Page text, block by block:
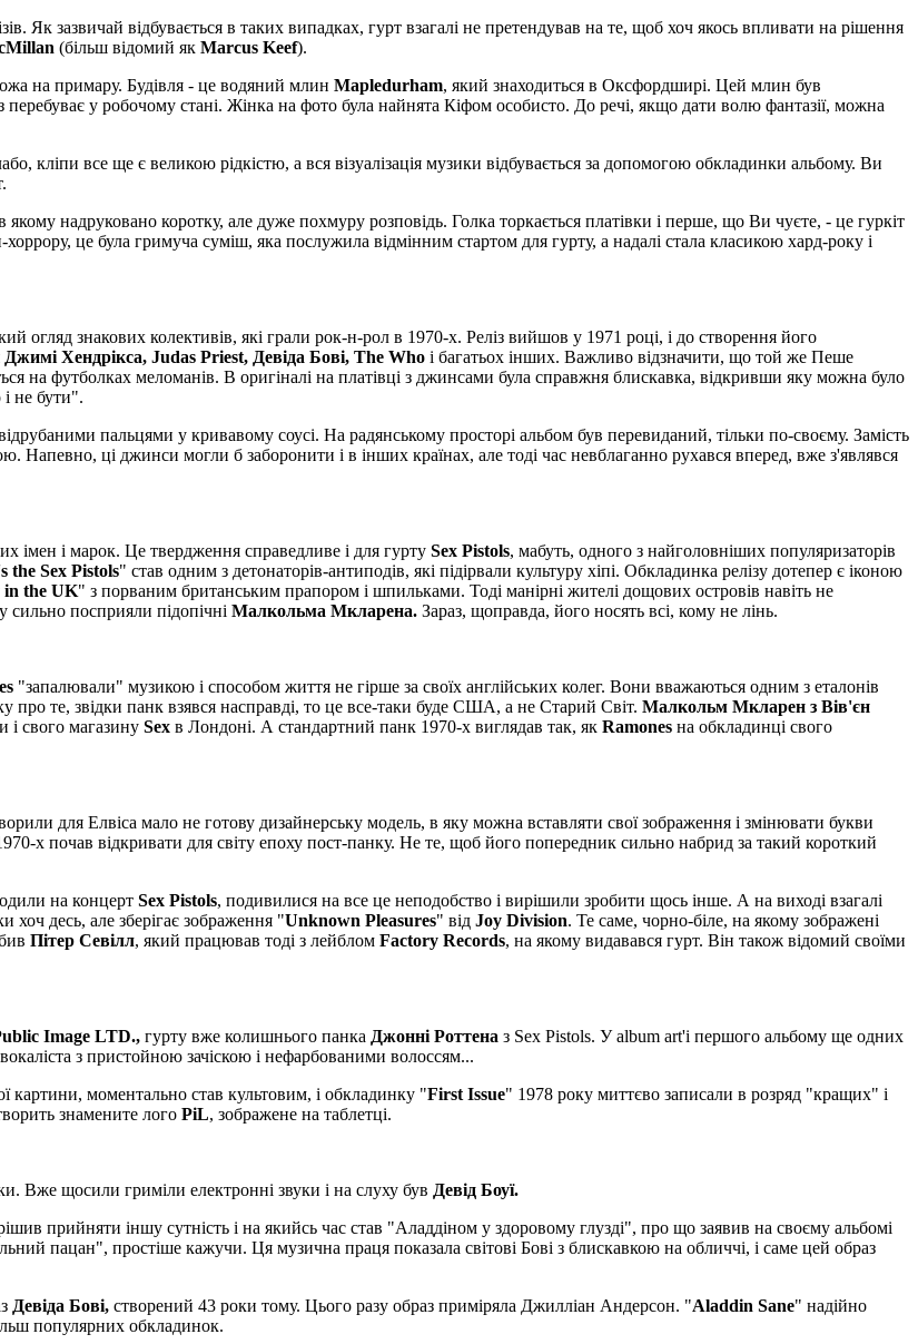
Як зазвичай відбувається в таких випадках, гурт взагалі не претендував на те, щоб хоч якось впливати на рішення
(більш відомий як Marcus Keef).
на примару. Будівля - це водяний млин Mapledurham, який знаходиться в Оксфордширі. Цей млин був
перебуває у робочому стані. Жінка на фото була найнята Кіфом особисто. До речі, якщо дати волю фантазії, можна
кліпи все ще є великою рідкістю, а вся візуалізація музики відбувається за допомогою обкладинки альбому. Ви
надруковано коротку, але дуже похмуру розповідь. Голка торкається платівки і перше, що Ви чуєте, - це гуркіт
це була гримуча суміш, яка послужила відмінним стартом для гурту, а надалі стала класикою хард-року і
огляд знакових колективів, які грали рок-н-рол в 1970-х. Реліз вийшов у 1971 році, і до створення його
Джимі Хендрікса, Judas Priest, Девіда Бові, The Who і багатьох інших. Важливо відзначити, що той же Пеше
на футболках меломанів. В оригіналі на платівці з джинсами була справжня блискавка, відкривши яку можна було
не бути".
пальцями у кривавому соусі. На радянському просторі альбом був перевиданий, тільки по-своєму. Замість
Напевно, ці джинси могли б заборонити і в інших країнах, але тоді час невблаганно рухався вперед, вже з'являвся
імен і марок. Це твердження справедливе і для гурту Sex Pistols, мабуть, одного з найголовніших популяризаторів
the Sex Pistols" став одним з детонаторів-антиподів, які підірвали культуру хіпі. Обкладинка релізу дотепер є іконою
in the UK" з порваним британським прапором і шпильками. Тоді манірні жителі дощових островів навіть не
посприяли підопічні Малкольма Мкларена. Зараз, щоправда, його носять всі, кому не лінь.
"запалювали" музикою і способом життя не гірше за своїх англійських колег. Вони вважаються одним з еталонів
про те, звідки панк взявся насправді, то це все-таки буде США, а не Старий Світ. Малкольм Мкларен з Вів'єн
і свого магазину Sex в Лондоні. А стандартний панк 1970-х виглядав так, як Ramones на обкладинці свого
для Елвіса мало не готову дизайнерську модель, в яку можна вставляти свої зображення і змінювати букви
х почав відкривати для світу епоху пост-панку. Не те, щоб його попередник сильно набрид за такий короткий
на концерт Sex Pistols, подивилися на все це неподобство і вирішили зробити щось інше. А на виході взагалі
хоч десь, але зберігає зображення "Unknown Pleasures" від Joy Division. Те саме, чорно-біле, на якому зображені
Пітер Севілл, який працював тоді з лейблом Factory Records, на якому видавався гурт. Він також відомий своїми
Image LTD., гурту вже колишнього панка Джонні Роттена з Sex Pistols. У album art'і першого альбому ще одних
з пристойною зачіскою і нефарбованими волоссям...
картини, моментально став культовим, і обкладинку "First Issue" 1978 року миттєво записали в розряд "кращих" і
знамените лого PiL, зображене на таблетці.
Вже щосили гриміли електронні звуки і на слуху був Девід Боуї.
прийняти іншу сутність і на якийсь час став "Аладдіном у здоровому глузді", про що заявив на своєму альбомі
пацан", простіше кажучи. Ця музична праця показала світові Бові з блискавкою на обличчі, і саме цей образ
Девіда Бові, створений 43 роки тому. Цього разу образ приміряла Джилліан Андерсон. "Aladdin Sane" надійно
популярних обкладинок.